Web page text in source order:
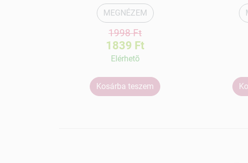
MEGNÉZEM
1998 Ft
1839 Ft
Elérhetõ
Kosárba teszem